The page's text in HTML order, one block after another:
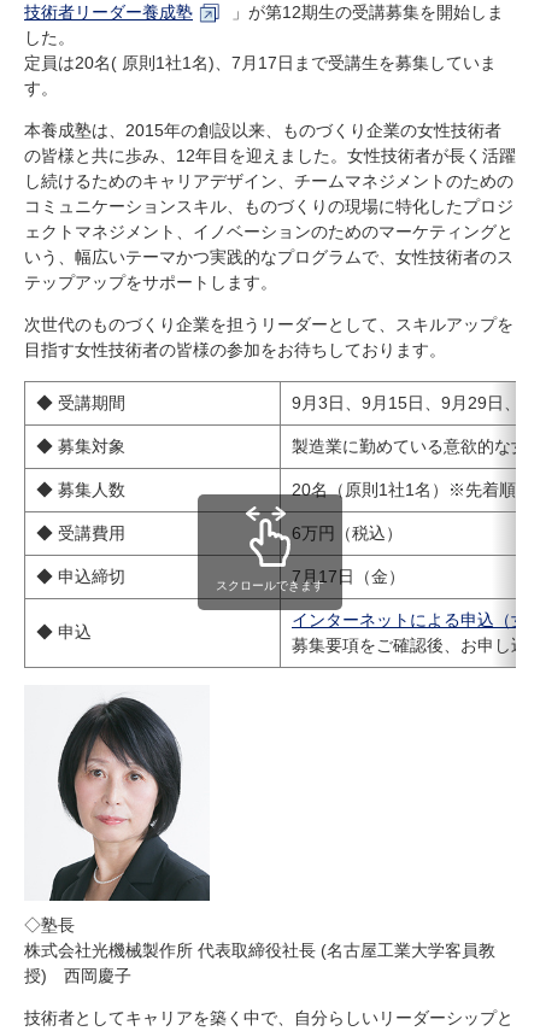
研究・教員Navi
受験生 在学生
卒業生
企業・研究者
地域・一般
寄附のお願い
アクセス
キャンパスマップ お問い合わせ English 資料請求
技術者リーダー養成塾
」が第12期生の受講募集を開始しま
した。
定員は20名( 原則1社1名)、7月17日まで受講生を募集していま
す。
本養成塾は、2015年の創設以来、ものづくり企業の女性技術者
の皆様と共に歩み、12年目を迎えました。女性技術者が長く活躍
し続けるためのキャリアデザイン、チームマネジメントのための
コミュニケーションスキル、ものづくりの現場に特化したプロジ
ェクトマネジメント、イノベーションのためのマーケティングと
いう、幅広いテーマかつ実践的なプログラムで、女性技術者のス
テップアップをサポートします。
次世代のものづくり企業を担うリーダーとして、スキルアップを
目指す女性技術者の皆様の参加をお待ちしております。
◆ 受講期間 9月3日、9月15日、9月29日、
◆ 募集対象 製造業に勤めている意欲的な女
◆ 募集人数 20名（原則1社1名）※先着順
◆ 受講費用 6万円（税込）
◆ 申込締切 7月17日（金）
◆ 申込
インターネットによる申込（女
募集要項をご確認後、お申し込
スクロールできます
◇塾長
株式会社光機械製作所 代表取締役社長 (名古屋工業大学客員教
授) 西岡慶子
技術者としてキャリアを築く中で、自分らしいリーダーシップと